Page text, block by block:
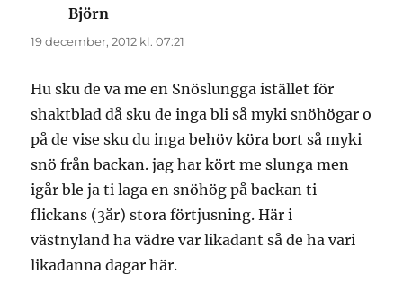
Björn
19 december, 2012 kl. 07:21
Hu sku de va me en Snöslungga istället för
shaktblad då sku de inga bli så myki snöhögar o
på de vise sku du inga behöv köra bort så myki
snö från backan. jag har kört me slunga men
igår ble ja ti laga en snöhög på backan ti
flickans (3år) stora förtjusning. Här i
västnyland ha vädre var likadant så de ha vari
likadanna dagar här.